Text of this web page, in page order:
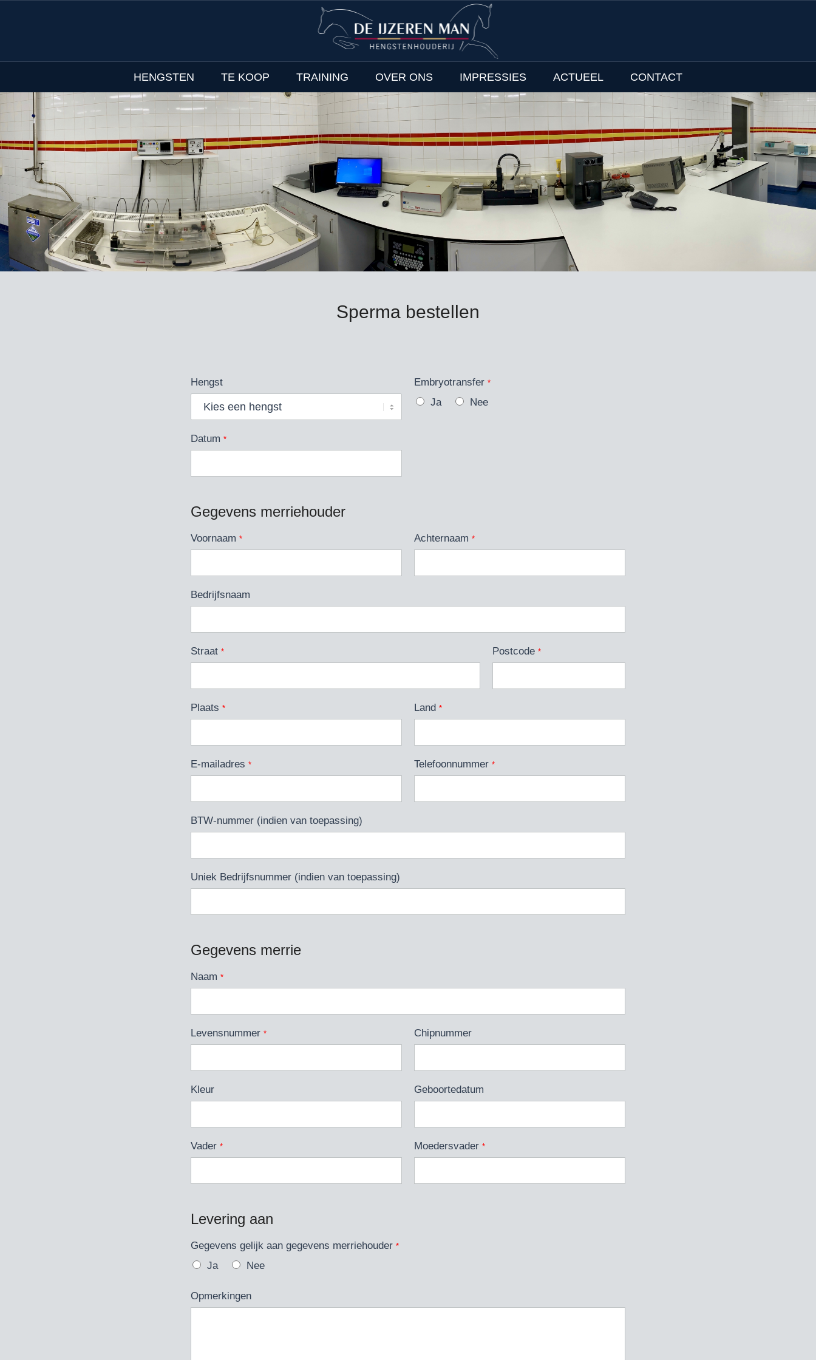
HENGSTEN TE KOOP TRAINING OVER ONS IMPRESSIES ACTUEEL CONTACT
Sperma bestellen
Hengst Embryotransfer *
Ja Nee
Datum *
Gegevens merriehouder
Voornaam * Achternaam *
Bedrijfsnaam
Straat * Postcode*
Plaats * Land *
E-mailadres * Telefoonnummer *
BTW-nummer (indien van toepassing)
Uniek Bedrijfsnummer (indien van toepassing)
Gegevens merrie
Naam *
Levensnummer * Chipnummer
Kleur Geboortedatum
Vader * Moedersvader *
Levering aan
Gegevens gelijk aan gegevens merriehouder *
Ja Nee
Opmerkingen